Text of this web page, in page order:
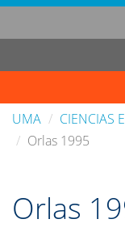
UMA
CIENCIAS
Orlas 1995
Orlas